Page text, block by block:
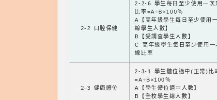
2-2 口腔保健
2-2-6 學生每日至少使用一次
比率=A÷B×100％
A【高年級學生每日至少使用
線學生人數】
B【受調查學生人數】
C 高年級學生每日至少使用一
線比率
2-3 健康體位
2-3-1 學生體位適中(正常)比
=A÷B×100％
A【學生體位適中人數】
B【全校學生總人數】